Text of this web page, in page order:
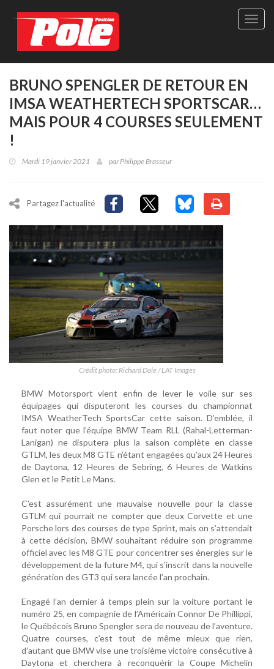
Site
Le
seul
BRUNO SPENGLER DE RETOUR EN
IMSA WEATHERTECH SPORTSCAR…
MAIS POUR 4 COURSES SEULEMENT
!
Mardi 19 janvier 2021 parPhilippe Brasseur
Partagez l'actualité
Crédit photo: Richard Dole / LAT Images
BMW Motorsport vient enfin de lever le voile sur ses
équipages qui disputeront les courses du championnat
IMSA WeatherTech SportsCar cette saison. D’emblée, il
faut noter que l’équipe BMW Team RLL (Rahal-Letterman-
Lanigan) ne disputera plus la saison complète en classe
GTLM, les deux M8 GTE n’étant engagées qu’aux 24 Heures
de Daytona, 12 Heures de Sebring, 6 Heures de Watkins
Glen et le Petit Le Mans.
C’est assurément une mauvaise nouvelle pour la classe
GTLM qui pourrait ne compter que deux Corvette et une
Porsche lors des courses de type Sprint, mais on s’attendait
à cette décision, BMW souhaitant réduire son programme
officiel avec les M8 GTE pour concentrer ses énergies sur le
développement de la future M4, qui s'inscrit dans la nouvelle
génération des GT3 qui sera lancée l’an prochain.
Engagé l’an dernier à temps plein sur la voiture portant le
numéro 25, en compagnie de l’Américain Connor De Phillippi,
le Québécois Bruno Spengler sera de nouveau de l’aventure.
Quatre courses, c’est tout de même mieux que rien,
d’autant que BMW vise une troisième victoire consécutive à
Daytona et cherchera à reconquérir la Coupe Michelin